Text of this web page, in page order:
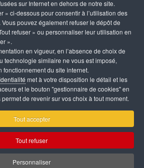
sur Internet en dehors de notre site.
» ci-dessous pour consentir à l’utilisation des
pouvez également refuser le dépôt de
refuser » ou personnaliser leur utilisation en
».
en vigueur, en l’absence de choix de
technologie similaire ne vous est imposé,
fonctionnement du site internet.
met à votre disposition le détail et les
et le bouton "gestionnaire de cookies" en
de revenir sur vos choix à tout moment.
Tout accepter
Tout refuser
Personnaliser